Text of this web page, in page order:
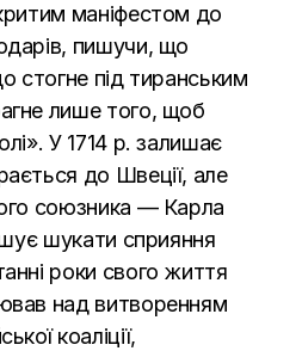
маніфестом до
пишучи, що
стогне під тиранським
лише того, щоб
У 1714 р. залишає
до Швеції, але
союзника — Карла
шукати сприяння
роки свого життя
над витворенням
коаліції,